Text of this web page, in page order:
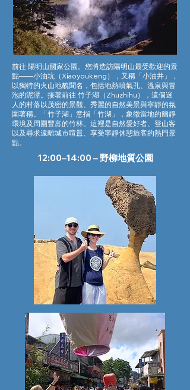
前往 陽明山國家公園。您將造訪陽明山最受歡迎的景
點——小油坑（Xiaoyoukeng），又稱「小油井」，
以獨特的火山地貌聞名，包括地熱噴氣孔、溫泉與冒
泡的泥潭。接著前往 竹子湖（Zhuzhihu），這個迷
人的村落以茂密的景觀、秀麗的自然美景與寧靜的氛
圍著稱。「竹子湖」意指「竹湖」，象徵當地的幽靜
環境及周圍豐富的竹林。這裡是自然愛好者、登山客
以及尋求遠離城市喧囂、享受寧靜休憩旅客的熱門景
點。
12:00–14:00 – 野柳地質公園